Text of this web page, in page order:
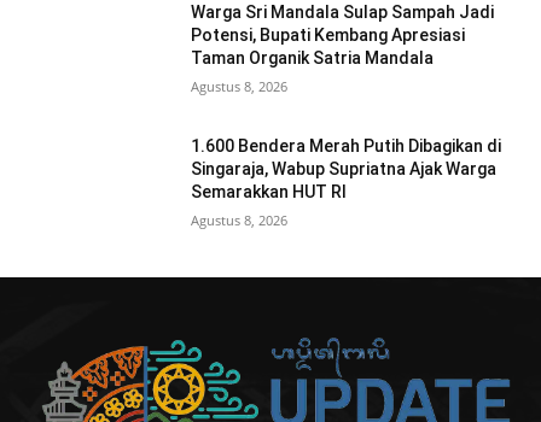
Warga Sri Mandala Sulap Sampah Jadi
Potensi, Bupati Kembang Apresiasi
Taman Organik Satria Mandala
Agustus 8, 2026
1.600 Bendera Merah Putih Dibagikan di
Singaraja, Wabup Supriatna Ajak Warga
Semarakkan HUT RI
Agustus 8, 2026